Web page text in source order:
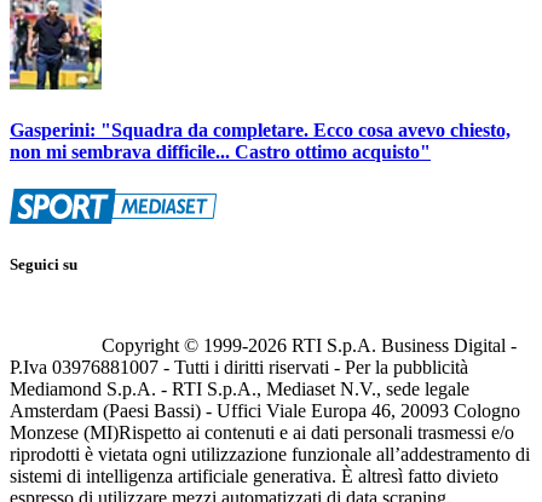
Gasperini: "Squadra da completare. Ecco cosa avevo chiesto,
non mi sembrava difficile... Castro ottimo acquisto"
Seguici su
Copyright © 1999-2026 RTI S.p.A. Business Digital -
P.Iva 03976881007 - Tutti i diritti riservati - Per la pubblicità
Mediamond S.p.A. - RTI S.p.A., Mediaset N.V., sede legale
Amsterdam (Paesi Bassi) - Uffici Viale Europa 46, 20093 Cologno
Monzese (MI)Rispetto ai contenuti e ai dati personali trasmessi e/o
riprodotti è vietata ogni utilizzazione funzionale all’addestramento di
sistemi di intelligenza artificiale generativa. È altresì fatto divieto
espresso di utilizzare mezzi automatizzati di data scraping.